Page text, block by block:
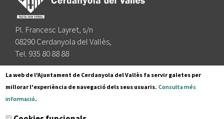
Pl. Francesc Layret, s/n
08290 Cerdanyola del Vallès,
Tel. 935 80 88 88
Segueix-nos a:
La web de l'Ajuntament de Cerdanyola del Vallès fa servir galetes per
millorar l'experiència de navegació dels seus usuaris. Consulta més
informació.